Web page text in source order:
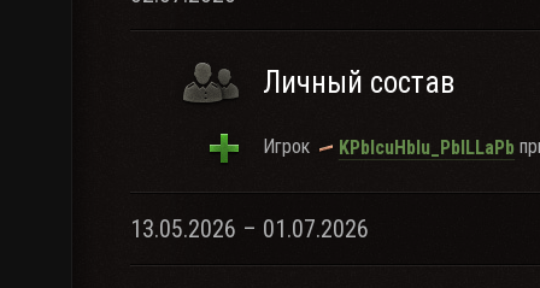
Личный состав
Игрок KPblcuHblu_PblLLaPb
13.05.2026 – 01.07.2026